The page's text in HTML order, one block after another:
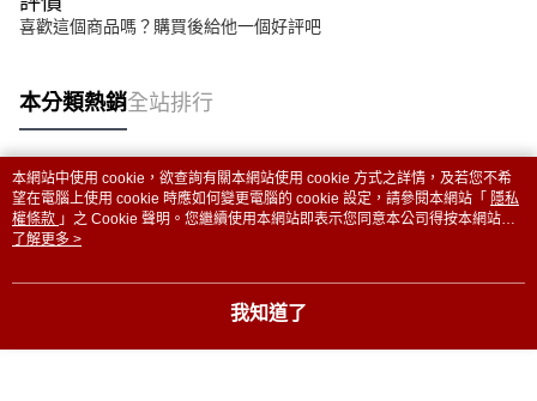
喜歡這個商品嗎？購買後給他一個好評吧
本分類熱銷全站排行
熱門標籤
本網站中使用 cookie，欲查詢有關本網站使用 cookie 方式之詳情，及若您不希
望在電腦上使用 cookie 時應如何變更電腦的 cookie 設定，請參閱本網站「 隱私
權條款 」之 Cookie 聲明。您繼續使用本網站即表示您同意本公司得按本網站使
用條款之 Cookie 聲明使用 cookie。
了解更多 >
我知道了